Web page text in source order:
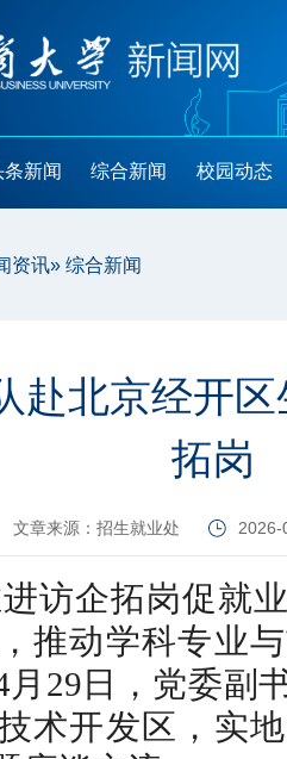
条新闻 综合新闻 校园动态
资讯» 综合新闻
赴北京经开
拓岗
文章来源：招生就业处 2026-
访企拓岗促就
推动学科专业
月29日，党委副
术开发区，实